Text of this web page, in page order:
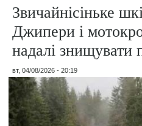
Звичайнісіньке
Джипери і
надалі знищувати
вт, 04/08/2026 - 20:19